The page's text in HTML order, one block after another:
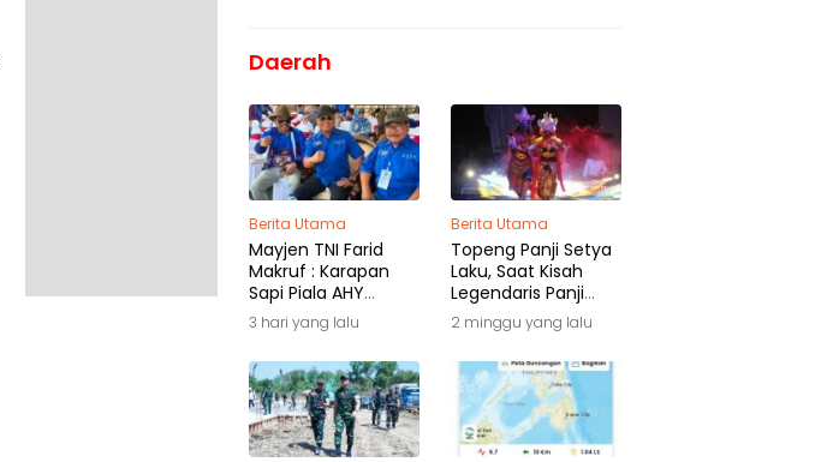
Daerah
Berita Utama
Mayjen TNI Farid
Makruf : Karapan
Sapi Piala AHY
Menjaga Warisan
Madura
3 hari yang lalu
Berita Utama
Topeng Panji Setya
Laku, Saat Kisah
Legendaris Panji
Kembali Menyapa
Malang
2 minggu yang lalu